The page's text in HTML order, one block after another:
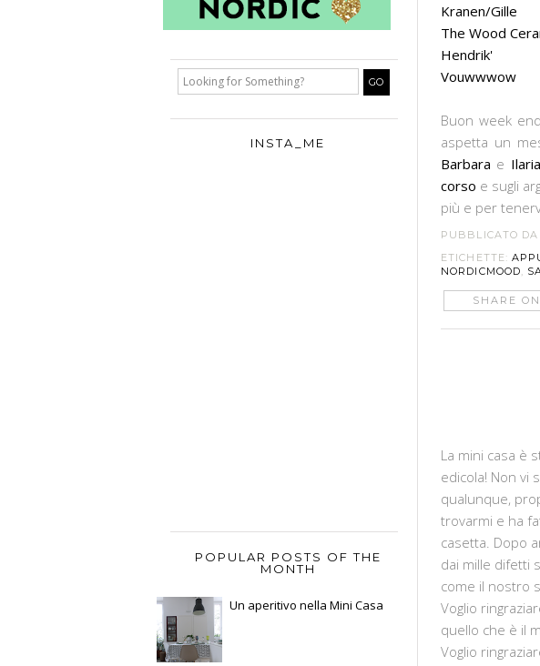
Kranen/Gille
The Wood
Hendrik'
Vouwwwow
Buon week
aspetta un
Barbara e Ilaria
corso e sugli
più e per
PUBBLICATO
ETICHETTE:
NORDICMOOD,
SHARE
La mini casa è
edicola! Non vi
qualunque,
trovarmi e ha
casetta. Dopo
dai mille difetti
come il nostro
Voglio
quello che è il
Voglio
INSTA_ME
POPULAR POSTS OF THE
MONTH
Un aperitivo nella Mini Casa